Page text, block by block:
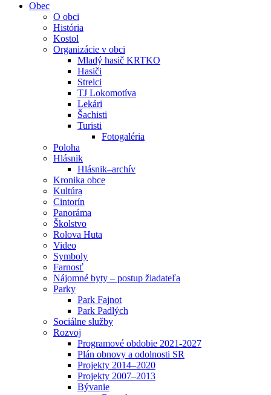
Obec
O obci
História
Kostol
Organizácie v obci
Mladý hasič KRTKO
Hasiči
Strelci
TJ Lokomotíva
Lekári
Šachisti
Turisti
Fotogaléria
Poloha
Hlásnik
Hlásnik–archív
Kronika obce
Kultúra
Cintorín
Panoráma
Školstvo
Rolova Huta
Video
Symboly
Farnosť
Nájomné byty – postup žiadateľa
Parky
Park Fajnot
Park Padlých
Sociálne služby
Rozvoj
Programové obdobie 2021-2027
Plán obnovy a odolnosti SR
Projekty 2014–2020
Projekty 2007–2013
Bývanie